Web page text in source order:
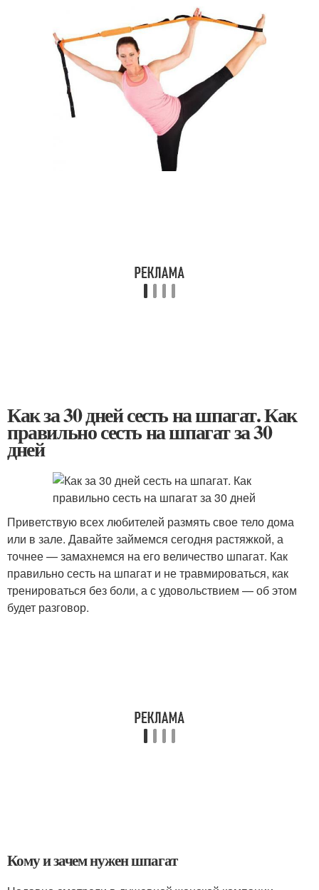
Как за 30 дней сесть на шпагат. Как
правильно сесть на шпагат за 30
дней
Приветствую всех любителей размять свое тело дома
или в зале. Давайте займемся сегодня растяжкой, а
точнее — замахнемся на его величество шпагат. Как
правильно сесть на шпагат и не травмироваться, как
тренироваться без боли, а с удовольствием — об этом
будет разговор.
Кому и зачем нужен шпагат